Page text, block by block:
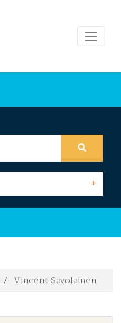
Vincent Savolainen